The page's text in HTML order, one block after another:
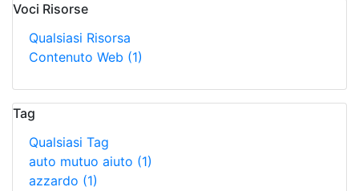
Voci Risorse
Qualsiasi Risorsa
Contenuto Web (1)
Tag
Qualsiasi Tag
auto mutuo aiuto (1)
azzardo (1)